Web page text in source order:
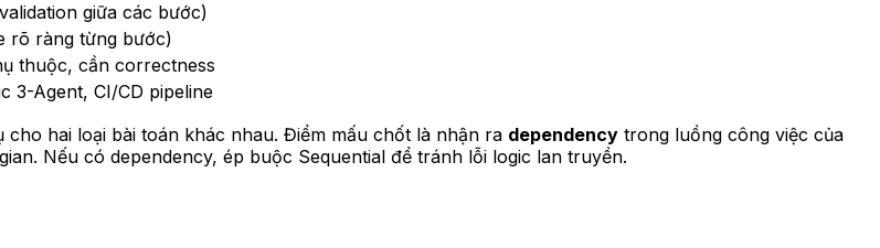
giữa các bước)
rõ ràng từng bước)
thuộc, cần correctness
3-Agent, CI/CD pipeline
hai loại bài toán khác nhau. Điểm mấu chốt là nhận ra dependency trong luồng công việc của
Nếu có dependency, ép buộc Sequential để tránh lỗi logic lan truyền.